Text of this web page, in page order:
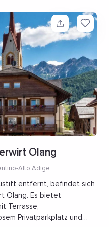
Olang
Alto Adige
entfernt, befindet sich
Olang. Es bietet
Terrasse,
Privatparkplatz und